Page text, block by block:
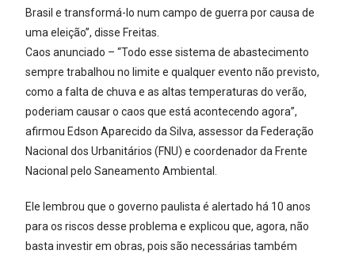
Brasil e transformá-lo num campo de guerra por causa de
uma eleição”, disse Freitas.
Caos anunciado – “Todo esse sistema de abastecimento
sempre trabalhou no limite e qualquer evento não previsto,
como a falta de chuva e as altas temperaturas do verão,
poderiam causar o caos que está acontecendo agora”,
afirmou Edson Aparecido da Silva, assessor da Federação
Nacional dos Urbanitários (FNU) e coordenador da Frente
Nacional pelo Saneamento Ambiental.
Ele lembrou que o governo paulista é alertado há 10 anos
para os riscos desse problema e explicou que, agora, não
basta investir em obras, pois são necessárias também